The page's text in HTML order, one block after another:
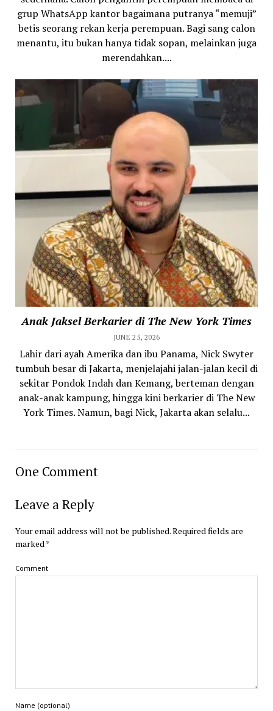
grup WhatsApp kantor bagaimana putranya “memuji”
betis seorang rekan kerja perempuan. Bagi sang calon
menantu, itu bukan hanya tidak sopan, melainkan juga
merendahkan....
Anak Jaksel Berkarier di The New York Times
JUNE 25, 2026
Lahir dari ayah Amerika dan ibu Panama, Nick Swyter
tumbuh besar di Jakarta, menjelajahi jalan-jalan kecil di
sekitar Pondok Indah dan Kemang, berteman dengan
anak-anak kampung, hingga kini berkarier di The New
York Times. Namun, bagi Nick, Jakarta akan selalu...
One Comment
Leave a Reply
Your email address will not be published.Required fields are
marked*
Comment
Name (optional)